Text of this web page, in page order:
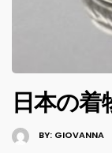
日本の着
BY: GIOVANNA